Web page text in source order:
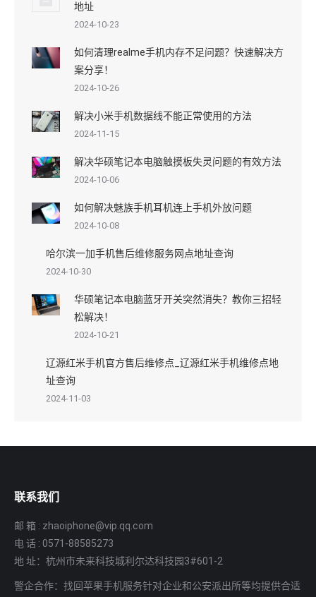
地址
2024-10-23
如何清理realme手机内存不足问题？快速解决方
案分享！
2024-10-26
解决小米手机数据线不能正常使用的方法
2024-11-15
解决华硕笔记本电脑触摸板失灵问题的有效方法
2024-10-06
如何解决魅族手机耳机连上手机外放问题
2024-10-08
哈尔滨一加手机售后维修服务网点地址查询
2024-10-30
华硕笔记本电脑蓝牙开关突然消失？教你三招轻
松解决！
2024-10-21
辽源红米手机官方售后维修点_辽源红米手机维修点地
址查询
2024-11-03
联系我们
邮 箱 : zhaoiphone@vip.qq.com
电 话 : 0571-88585273
地 址：杭州市未来科技城利尔达科技园3#601-2
警企合作：找回苹果手机服务针对企业和公安派出所等均提供合适